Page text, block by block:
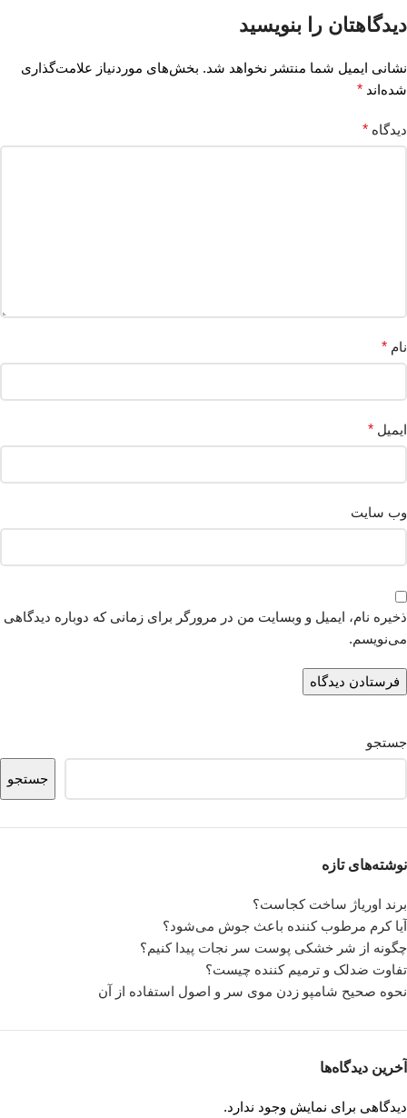
دیدگاهتان را بنویسید
نشانی ایمیل شما منتشر نخواهد شد. بخش‌های موردنیاز علامت‌گذاری
شده‌اند *
دیدگاه *
نام *
ایمیل *
وب‌ سایت
ذخیره نام، ایمیل و وبسایت من در مرورگر برای زمانی که دوباره دیدگاهی
می‌نویسم.
جستجو
جستجو
نوشته‌های تازه
برند اوریاژ ساخت کجاست؟
آیا کرم مرطوب کننده باعث جوش می‌شود؟
چگونه از شر خشکی پوست سر نجات پیدا کنیم؟
تفاوت ضدلک و ترمیم کننده چیست؟
نحوه صحیح شامپو زدن موی سر و اصول استفاده از آن
آخرین دیدگاه‌ها
دیدگاهی برای نمایش وجود ندارد.